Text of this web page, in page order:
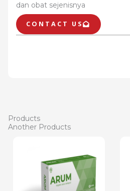
dan obat sejenisnya
CONTACT US
Products
Another Products